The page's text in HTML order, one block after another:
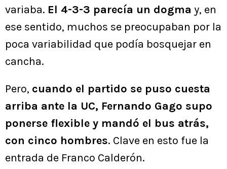
variaba. El 4-3-3 parecía un dogma y, en
ese sentido, muchos se preocupaban por la
poca variabilidad que podía bosquejar en
cancha.
Pero, cuando el partido se puso cuesta
arriba ante la UC, Fernando Gago supo
ponerse flexible y mandó el bus atrás,
con cinco hombres. Clave en esto fue la
entrada de Franco Calderón.